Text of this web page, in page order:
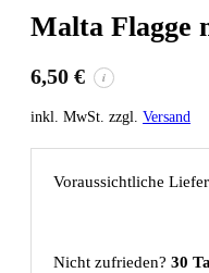
Malta Flagge
6,50 € i
inkl. MwSt. zzgl. Versand
Voraussichtliche
Nicht zufrieden? 30